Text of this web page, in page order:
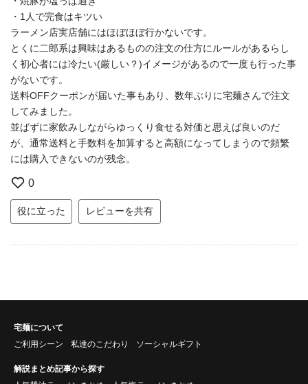
・1人で完食はキツい
ラーメン店実店舗にはほぼほぼ行かないです。
とくに二郎系は興味はあるものの注文の仕方にルールがあるらし
く初心者には冷たい(厳しい？)イメージがあるので一度も行った事
がないです。
送料OFFクーポンが届いた事もあり、数年ぶりに宅麺さんで注文
してみました。
並ばずに家飲みしながらゆっくり食せる対価と思えば良いのだ
が、通常送料と手数料を加算すると高額になってしまうので頻繁
には購入できないのが残念。
0
役に立った レビューを共有
宅麺について
ご利用シーン
私達のこだわり ソーシャルギフト
解説まとめ記事から探す